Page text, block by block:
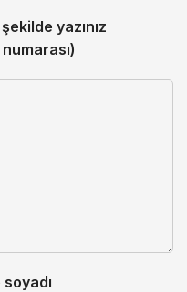
yazınız